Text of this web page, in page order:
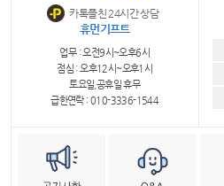
카톡플친 24시간 상담
휴먼기프트
업무 : 오전9시~오후6시
점심 : 오후12시~오후1시
토요일,공휴일 휴무
급한연락 : 010-3336-1544